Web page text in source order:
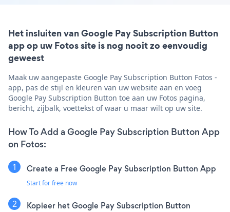
Het insluiten van Google Pay Subscription Button
app op uw Fotos site is nog nooit zo eenvoudig
geweest
Maak uw aangepaste Google Pay Subscription Button Fotos -
app, pas de stijl en kleuren van uw website aan en voeg
Google Pay Subscription Button toe aan uw Fotos pagina,
bericht, zijbalk, voettekst of waar u maar wilt op uw site.
How To Add a Google Pay Subscription Button App
on Fotos:
Create a Free Google Pay Subscription Button App
Start for free now
Kopieer het Google Pay Subscription Button